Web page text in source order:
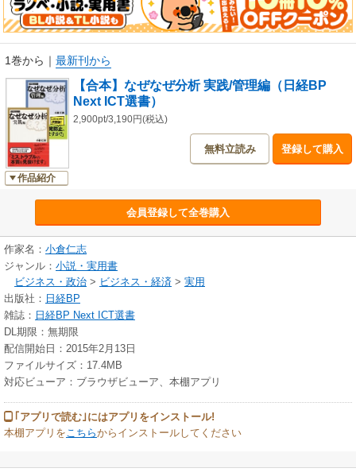
飛躍を見抜く」ことへの強いこだわりにあります。本書は言葉遣いのレベ
ルから丁寧に問題の掘り下げ方を解説していきます。
明確に説明してほしい」などと言われたことがある人のプレゼンテーショ
ン力向上にも役立ちます。
【管理編】
管理者に向けた視点の解説が主となっています。なぜなぜ分析の現場へ
の落とし込み方や、部下への指導、現場への定着のための注意点などで
また、実践者向けにも「受注できたのはなぜ？勝因も分析しよう」「顧
客のミスも分析対象 企業側に改善の余地」といった「実践編」では取り上
げなかったトピックを解説しています。
巻末には日経情報ストラテジー編集部の取材による、東レ、ソニーなど5
社の実践事例を抜粋して掲載しました。
1巻から ｜ 最新刊から
作品紹介
【合本】なぜなぜ分析 実践/管理編（日経BP
Next ICT選書）
2,900pt/3,190円(税込)
無料立読み 登録して購入
会員登録して全巻購入
作家名： 小倉仁志
ジャンル： 小説・実用書
ビジネス・政治 > ビジネス・経済 > 実用
出版社： 日経BP
雑誌： 日経BP Next ICT選書
DL期限：無期限
配信開始日：2015年2月13日
ファイルサイズ：17.4MB
対応ビューア：ブラウザビューア、本棚アプリ
｢アプリで読む｣にはアプリをインストール!
本棚アプリをこちらからインストールしてください